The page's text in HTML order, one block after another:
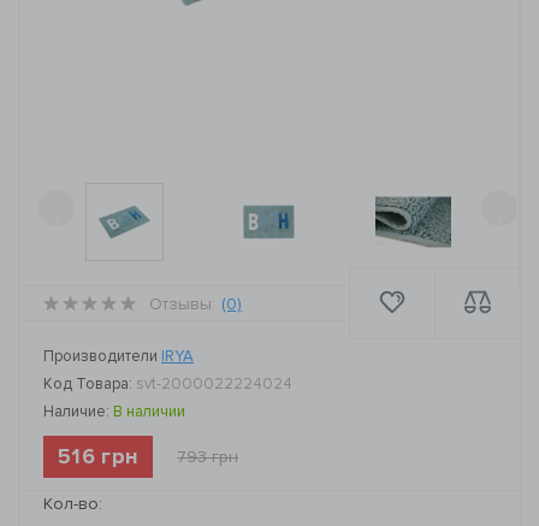
Отзывы: (0)
Производители IRYA
Код Товара: svt-2000022224024
Наличие: В наличии
516 грн 793 грн
Кол-во: